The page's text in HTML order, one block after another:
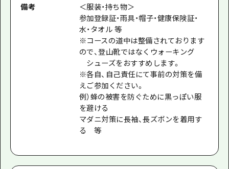
備考
＜服装・持ち物＞
参加登録証・雨具・帽子・健康保険証・
水・タオル 等
※コースの道中は整備されております
ので、登山靴ではなくウォーキング
シューズをおすすめします。
※各自、自己責任にて事前の対策を備
えご参加ください。
例）蜂の被害を防ぐために黒っぽい服
を避ける
マダニ対策に長袖、長ズボンを着用す
る 等